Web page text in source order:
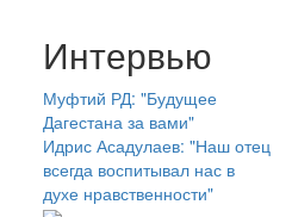
Интервью
Муфтий РД: "Будущее
Дагестана за вами"
Идрис Асадулаев: "Наш отец
всегда воспитывал нас в
духе нравственности"